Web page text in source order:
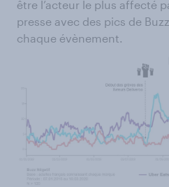
être l’acteur le plus affecté
presse avec des pics de
chaque évènement.